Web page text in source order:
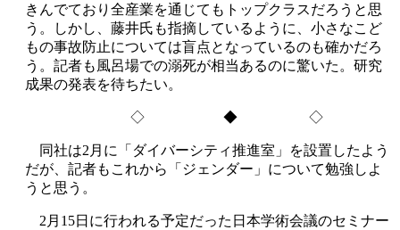
きんでており全産業を通じてもトップクラスだろうと思
う。しかし、藤井氏も指摘しているように、小さなこど
もの事故防止については盲点となっているのも確かだろ
う。記者も風呂場での溺死が相当あるのに驚いた。研究
成果の発表を待ちたい。
◇ ◆ ◇
同社は2月に「ダイバーシティ推進室」を設置したよう
だが、記者もこれから「ジェンダー」について勉強しよ
うと思う。
2月15日に行われる予定だった日本学術会議のセミナー